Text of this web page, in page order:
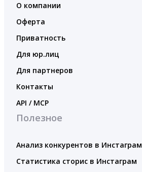
О компании
Оферта
Приватность
Для юр.лиц
Для партнеров
Контакты
API / MCP
Полезное
Анализ конкурентов в Инстаграм
Статистика сторис в Инстаграм